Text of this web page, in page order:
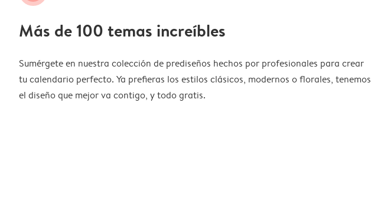
Más de 100 temas increíbles
Sumérgete en nuestra colección de prediseños hechos por profesionales para crear
tu calendario perfecto. Ya prefieras los estilos clásicos, modernos o florales, tenemos
el diseño que mejor va contigo, y todo gratis.